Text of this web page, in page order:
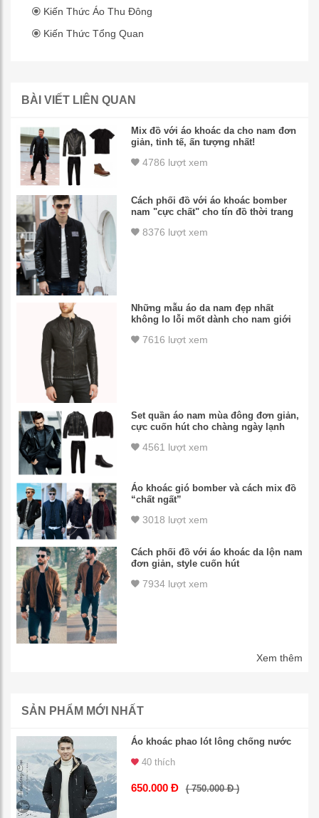
Kiến Thức Áo Thu Đông
Kiến Thức Tổng Quan
BÀI VIẾT LIÊN QUAN
Mix đồ với áo khoác da cho nam đơn
giản, tinh tế, ấn tượng nhất!
4786 lượt xem
Cách phối đồ với áo khoác bomber
nam "cực chất" cho tín đồ thời trang
8376 lượt xem
Những mẫu áo da nam đẹp nhất
không lo lỗi mốt dành cho nam giới
7616 lượt xem
Set quần áo nam mùa đông đơn giản,
cực cuốn hút cho chàng ngày lạnh
4561 lượt xem
Áo khoác gió bomber và cách mix đồ
“chất ngất”
3018 lượt xem
Cách phối đồ với áo khoác da lộn nam
đơn giản, style cuốn hút
7934 lượt xem
Xem thêm
SẢN PHẨM MỚI NHẤT
Áo khoác phao lót lông chống nước
40 thích
650.000 Đ ( 750.000 Đ )